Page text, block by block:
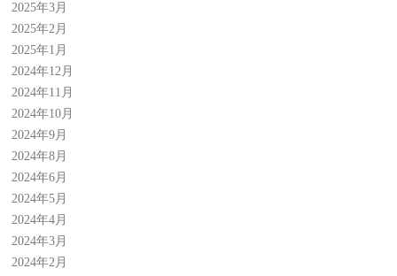
2025年3月
2025年2月
2025年1月
2024年12月
2024年11月
2024年10月
2024年9月
2024年8月
2024年6月
2024年5月
2024年4月
2024年3月
2024年2月